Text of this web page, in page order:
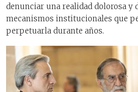
denunciar una realidad dolorosa y
mecanismos institucionales que
perpetuarla durante años.